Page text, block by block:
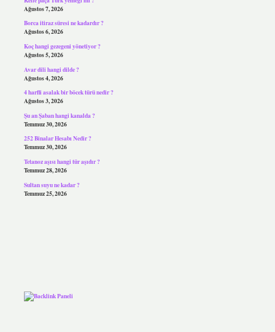
Ağustos 7, 2026
Borca itiraz süresi ne kadardır ?
Ağustos 6, 2026
Koç hangi gezegeni yönetiyor ?
Ağustos 5, 2026
Avar dili hangi dilde ?
Ağustos 4, 2026
4 harfli asalak bir böcek türü nedir ?
Ağustos 3, 2026
Şu an Şaban hangi kanalda ?
Temmuz 30, 2026
252 Binalar Hesabı Nedir ?
Temmuz 30, 2026
Tetanoz aşısı hangi tür aşıdır ?
Temmuz 28, 2026
Sultan suyu ne kadar ?
Temmuz 25, 2026